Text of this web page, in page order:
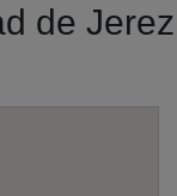
de Jerez